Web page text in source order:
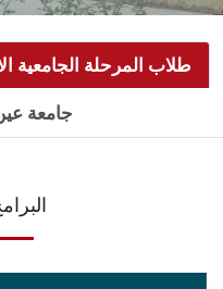
طلاب المرحلة الجامعية
جامعة